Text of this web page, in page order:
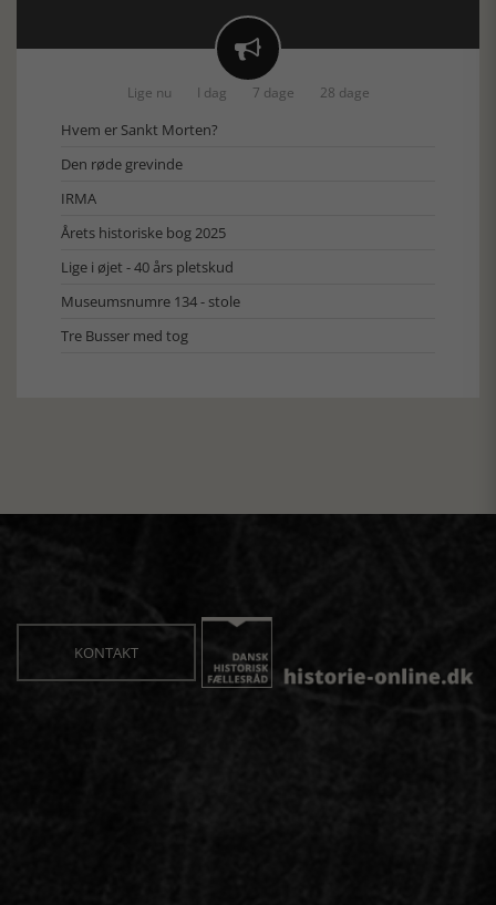

Lige nu I dag 7 dage 28 dage
Hvem er Sankt Morten?
Den røde grevinde
IRMA
Årets historiske bog 2025
Lige i øjet - 40 års pletskud
Museumsnumre 134 - stole
Tre Busser med tog
KONTAKT